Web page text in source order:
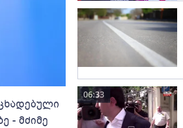
- მძიმე
06:33